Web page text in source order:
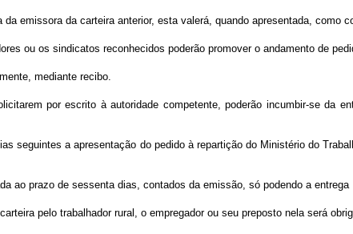
emissora da carteira anterior, esta valerá, quando apresentada, como
ou os sindicatos reconhecidos poderão promover o andamento de
mediante recibo.
por escrito à autoridade competente, poderão incumbir-se da
seguintes a apresentação do pedido à repartição do Ministério do
ao prazo de sessenta dias, contados da emissão, só podendo a
pelo trabalhador rural, o empregador ou seu preposto nela será